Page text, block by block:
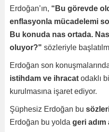
Erdoğan’ın, “Bu görevde
enflasyonla mücadelemi
Bu konuda nas ortada.
oluyor?" sözleriyle
Erdoğan son
istihdam ve ihracat odaklı
kurulmasına işaret ediyor.
Şüphesiz Erdoğan bu
Erdoğan bu yolda geri adım